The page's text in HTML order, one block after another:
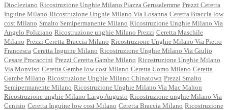
Diocleziano Ricostruzione Unghie Milano Piazza Gerusalemme Prezzi Ceretta
Inguine Milano Ricostruzione Unghie Milano Via Losanna Ceretta Braccia low
cost Milano Smalto Semipermanente Milano Ricostruzione Unghie Milano Via
Angelo Poliziano Ricostruzione unghie Milano Prezzi Ceretta Maschile
Milano Prezzi Ceretta Braccia Milano Ricostruzione Unghie Milano Via Pietro
Francesca Ceretta Inguine Milano Ricostruzione Unghie Milano Via Giulio
Cesare Procaccini Prezzi Ceretta Gambe Milano Ricostruzione Unghie Milano
Via Monviso Ceretta Gambe low cost Milano Ceretta Uomo Milano Ceretta
Gambe Milano Ricostruzione Unghie Milano Chinatown Prezzi Smalto
Semipermanente Milano Ricostruzione Unghie Milano Via Mac Mahon
Ricostruzione unghie Milano Largo Augusto Ricostruzione unghie Milano Via
Cenisio Ceretta Inguine low cost Milano Ceretta Braccia Milano Ricostruzione